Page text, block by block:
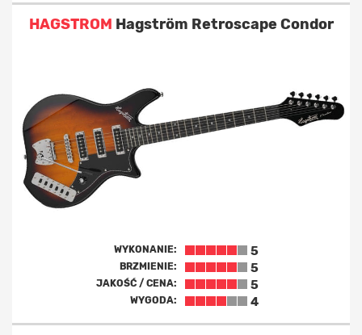
HAGSTROM Hagström Retroscape Condor
WYKONANIE: 5
BRZMIENIE: 5
JAKOŚĆ / CENA: 5
WYGODA: 4